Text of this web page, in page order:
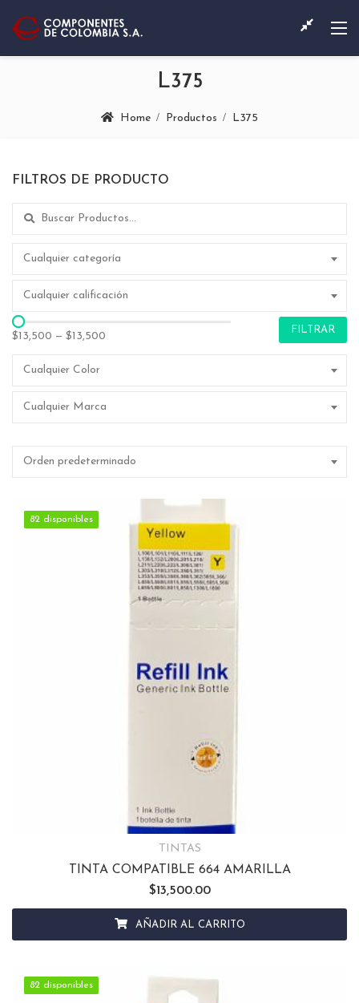
L375
Home Productos L375
FILTROS DE PRODUCTO
Search for:
Cualquier categoría
Cualquier calificación
$13,500 — $13,500
FILTRAR
Cualquier Color
Cualquier Marca
Orden predeterminado
82 disponibles
82 disponibles
TINTAS
TINTA COMPATIBLE 664 AMARILLA
$13,500.00
AÑADIR AL CARRITO
82 disponibles
82 disponibles